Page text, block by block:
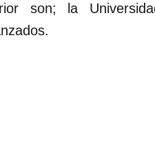
son; la